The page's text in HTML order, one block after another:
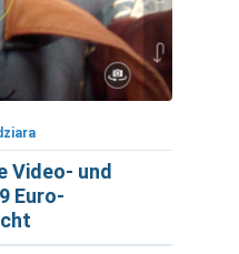
Video- und
Euro-